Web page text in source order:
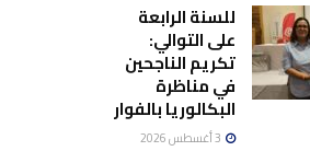
للسنة الرابعة
على التوالي:
تكريم الناجحين
في مناظرة
البكالوريا بالفوار